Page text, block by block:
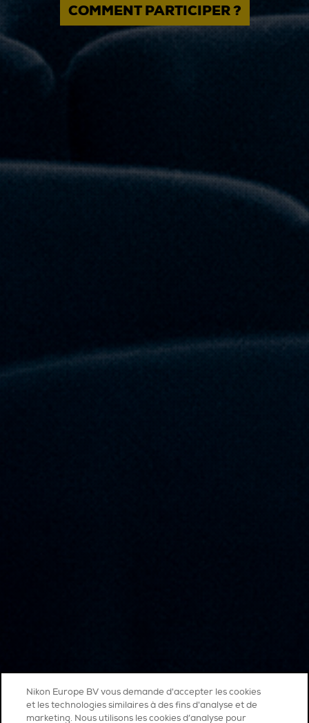
COMMENT PARTICIPER ?
Nikon Europe BV vous demande d'accepter les cookies
et les technologies similaires à des fins d'analyse et de
marketing. Nous utilisons les cookies d’analyse pour